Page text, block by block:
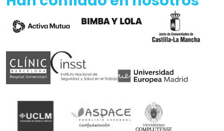
Somos patrocinadores de deporte adaptado